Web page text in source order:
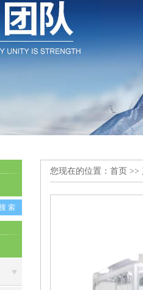
您现在的位置： 首页 >>